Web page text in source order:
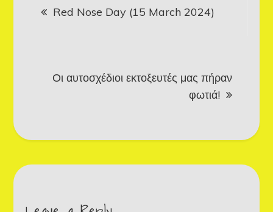
navigation
Red Nose Day (15 March 2024)
Οι αυτοσχέδιοι εκτοξευτές μας πήραν
φωτιά!